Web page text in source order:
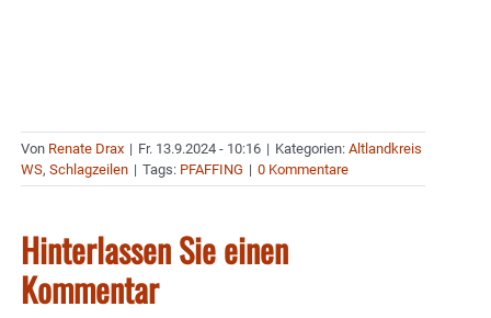
Von Renate Drax | Fr. 13.9.2024 - 10:16 | Kategorien: Altlandkreis
WS, Schlagzeilen | Tags: PFAFFING | 0 Kommentare
Hinterlassen Sie einen
Kommentar